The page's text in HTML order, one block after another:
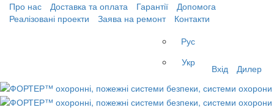
Про нас Доставка та оплата Гарантії
Допомога
Реалізовані проекти
Заява на ремонт
Контакти
Рус
Укр
Вхід Дилер